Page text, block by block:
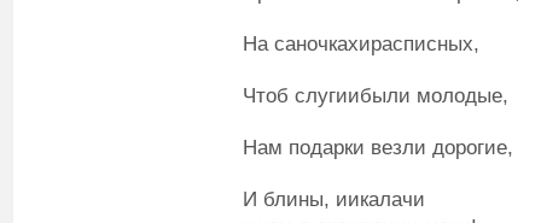
На саночкахирасписных,
Чтоб слугиибыли молодые,
Нам подарки везли дорогие,
И блины, иикалачи